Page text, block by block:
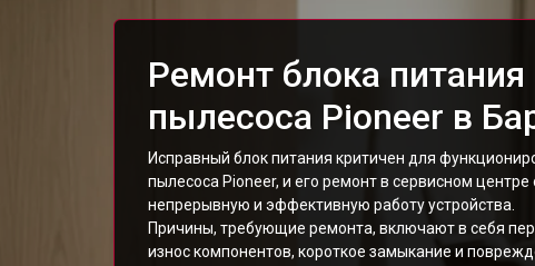
Ремонт блока питания
пылесоса Pioneer в
Исправный блок питания критичен для
пылесоса Pioneer, и его ремонт в сервисном центре
непрерывную и эффективную работу устройства.
Причины, требующие ремонта, включают в себя
износ компонентов, короткое замыкание и